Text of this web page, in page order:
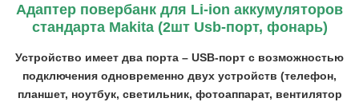
Адаптер повербанк для Li-ion аккумуляторов
стандарта Makita (2шт Usb-порт, фонарь)
Устройство имеет два порта – USB-порт с возможностью
подключения одновременно двух устройств (телефон,
планшет, ноутбук, светильник, фотоаппарат, вентилятор